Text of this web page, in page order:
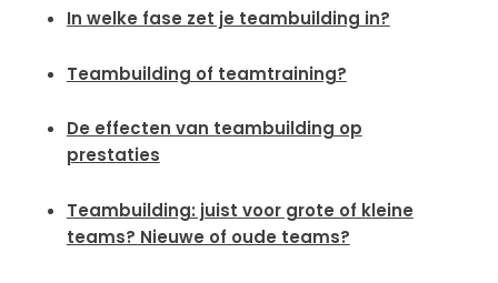
In welke fase zet je teambuilding in?
Teambuilding of teamtraining?
De effecten van teambuilding op
prestaties
Teambuilding: juist voor grote of kleine
teams? Nieuwe of oude teams?